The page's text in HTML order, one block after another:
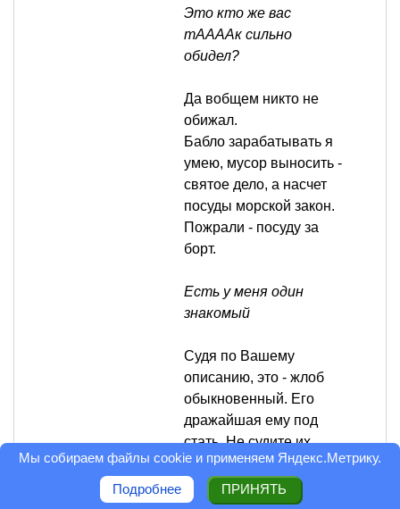
Это кто же вас
тААААк сильно
обидел?
Да вобщем никто не
обижал.
Бабло зарабатывать я
умею, мусор выносить -
святое дело, а насчет
посуды морской закон.
Пожрали - посуду за
борт.
Есть у меня один
знакомый
Судя по Вашему
описанию, это - жлоб
обыкновенный. Его
дражайшая ему под
стать. Не судите их
строго - возможно, это у
них счастье такое. Одно
Мы собираем файлы cookie и применяем Яндекс.Метрику.
Подробнее ПРИНЯТЬ